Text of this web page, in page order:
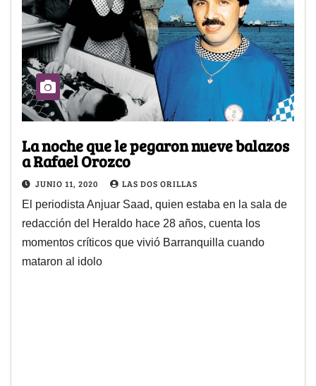
La noche que le pegaron nueve balazos
a Rafael Orozco
JUNIO 11, 2020 LAS DOS ORILLAS
El periodista Anjuar Saad, quien estaba en la sala de
redacción del Heraldo hace 28 años, cuenta los
momentos críticos que vivió Barranquilla cuando
mataron al idolo